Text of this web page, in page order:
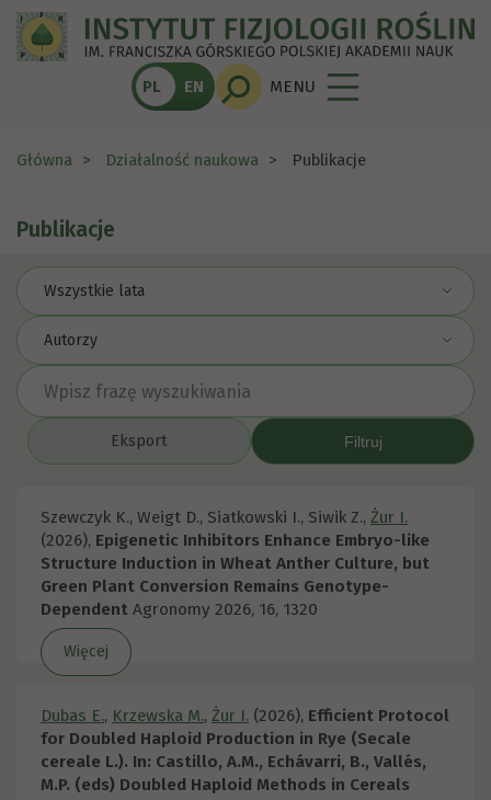
PL EN MENU
Główna Działalność naukowa Publikacje
Publikacje
Wszystkie lata
Autorzy
Eksport
Szewczyk K., Weigt D., Siatkowski I., Siwik Z., Żur I.
(2026), Epigenetic Inhibitors Enhance Embryo-like
Structure Induction in Wheat Anther Culture, but
Green Plant Conversion Remains Genotype-
Dependent Agronomy 2026, 16, 1320
Więcej
Dubas E., Krzewska M., Żur I. (2026), Efficient Protocol
for Doubled Haploid Production in Rye (Secale
cereale L.). In: Castillo, A.M., Echávarri, B., Vallés,
M.P. (eds) Doubled Haploid Methods in Cereals